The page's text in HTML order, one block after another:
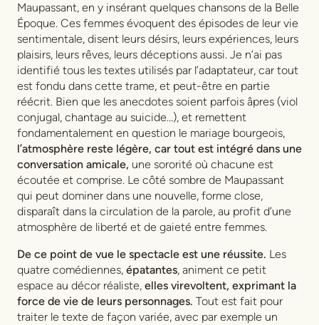
Maupassant, en y insérant quelques chansons de la Belle
Époque. Ces femmes évoquent des épisodes de leur vie
sentimentale, disent leurs désirs, leurs expériences, leurs
plaisirs, leurs rêves, leurs déceptions aussi. Je n’ai pas
identifié tous les textes utilisés par l’adaptateur, car tout
est fondu dans cette trame, et peut-être en partie
réécrit. Bien que les anecdotes soient parfois âpres (viol
conjugal, chantage au suicide…), et remettent
fondamentalement en question le mariage bourgeois,
l’atmosphère reste légère, car tout est intégré dans une
conversation amicale, une sororité où chacune est
écoutée et comprise. Le côté sombre de Maupassant
qui peut dominer dans une nouvelle, forme close,
disparaît dans la circulation de la parole, au profit d’une
atmosphère de liberté et de gaieté entre femmes.
De ce point de vue le spectacle est une réussite. Les
quatre comédiennes, épatantes, animent ce petit
espace au décor réaliste, elles virevoltent, exprimant la
force de vie de leurs personnages. Tout est fait pour
traiter le texte de façon variée, avec par exemple un